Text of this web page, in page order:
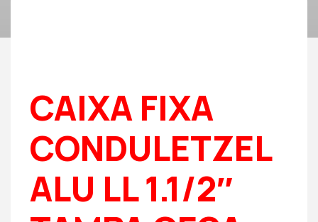
CAIXA FIXA
CONDULETZEL
ALU LL 1.1/2″